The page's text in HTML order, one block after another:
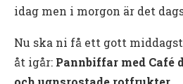
idag men i morgon är det
Nu ska ni få ett gott
åt igår: Pannbiffar med Café